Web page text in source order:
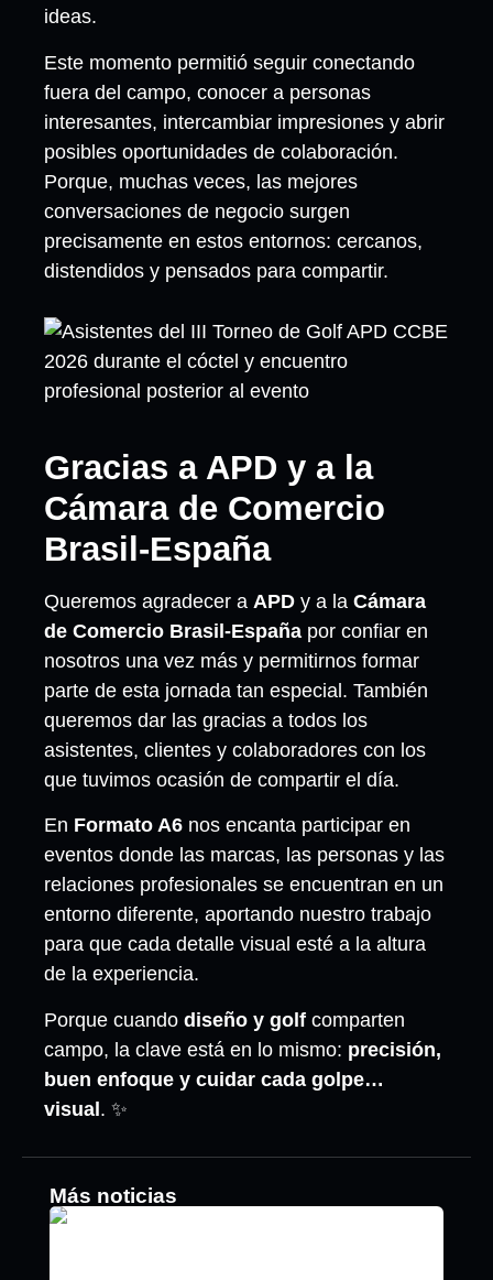
ideas.
Este momento permitió seguir conectando
fuera del campo, conocer a personas
interesantes, intercambiar impresiones y abrir
posibles oportunidades de colaboración.
Porque, muchas veces, las mejores
conversaciones de negocio surgen
precisamente en estos entornos: cercanos,
distendidos y pensados para compartir.
Gracias a APD y a la
Cámara de Comercio
Brasil-España
Queremos agradecer a APD y a la Cámara
de Comercio Brasil-España por confiar en
nosotros una vez más y permitirnos formar
parte de esta jornada tan especial. También
queremos dar las gracias a todos los
asistentes, clientes y colaboradores con los
que tuvimos ocasión de compartir el día.
En Formato A6 nos encanta participar en
eventos donde las marcas, las personas y las
relaciones profesionales se encuentran en un
entorno diferente, aportando nuestro trabajo
para que cada detalle visual esté a la altura
de la experiencia.
Porque cuando diseño y golf comparten
campo, la clave está en lo mismo: precisión,
buen enfoque y cuidar cada golpe…
visual. ✨
Más noticias